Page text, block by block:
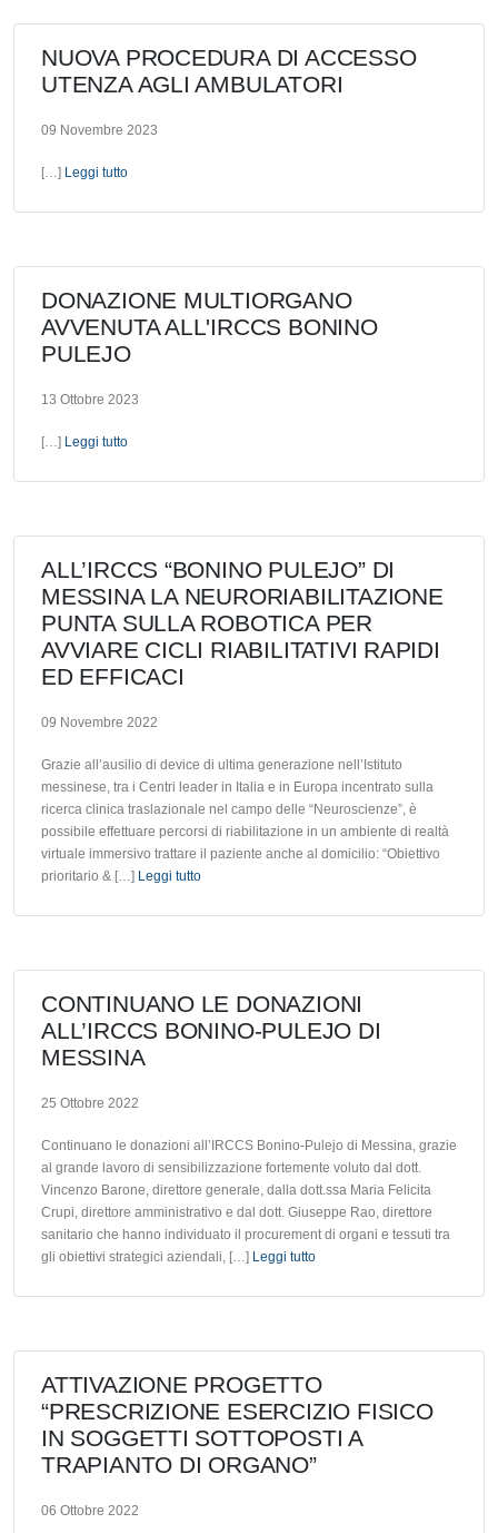
NUOVA PROCEDURA DI ACCESSO
UTENZA AGLI AMBULATORI
09 Novembre 2023
[…] Leggi tutto
DONAZIONE MULTIORGANO
AVVENUTA ALL'IRCCS BONINO
PULEJO
13 Ottobre 2023
[…] Leggi tutto
ALL’IRCCS “BONINO PULEJO” DI
MESSINA LA NEURORIABILITAZIONE
PUNTA SULLA ROBOTICA PER
AVVIARE CICLI RIABILITATIVI RAPIDI
ED EFFICACI
09 Novembre 2022
Grazie all’ausilio di device di ultima generazione nell’Istituto
messinese, tra i Centri leader in Italia e in Europa incentrato sulla
ricerca clinica traslazionale nel campo delle “Neuroscienze”, è
possibile effettuare percorsi di riabilitazione in un ambiente di realtà
virtuale immersivo trattare il paziente anche al domicilio: “Obiettivo
prioritario & […] Leggi tutto
CONTINUANO LE DONAZIONI
ALL’IRCCS BONINO-PULEJO DI
MESSINA
25 Ottobre 2022
Continuano le donazioni all’IRCCS Bonino-Pulejo di Messina, grazie
al grande lavoro di sensibilizzazione fortemente voluto dal dott.
Vincenzo Barone, direttore generale, dalla dott.ssa Maria Felicita
Crupi, direttore amministrativo e dal dott. Giuseppe Rao, direttore
sanitario che hanno individuato il procurement di organi e tessuti tra
gli obiettivi strategici aziendali, […] Leggi tutto
ATTIVAZIONE PROGETTO
“PRESCRIZIONE ESERCIZIO FISICO
IN SOGGETTI SOTTOPOSTI A
TRAPIANTO DI ORGANO”
06 Ottobre 2022